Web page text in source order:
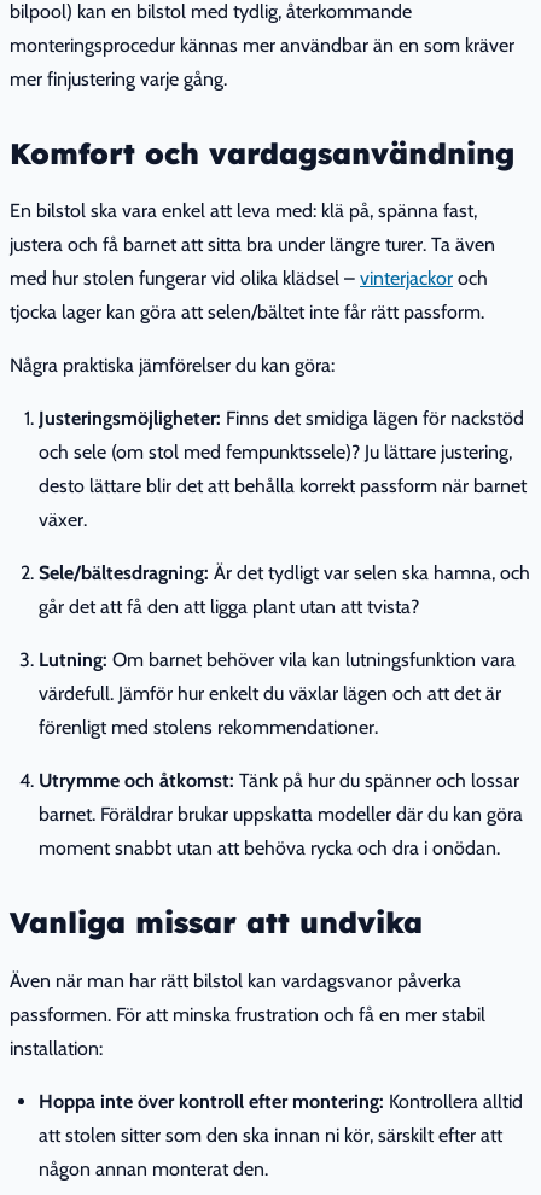
bilpool) kan en bilstol med tydlig, återkommande
monteringsprocedur kännas mer användbar än en som kräver
mer finjustering varje gång.
Komfort och vardagsanvändning
En bilstol ska vara enkel att leva med: klä på, spänna fast,
justera och få barnet att sitta bra under längre turer. Ta även
med hur stolen fungerar vid olika klädsel – vinterjackor och
tjocka lager kan göra att selen/bältet inte får rätt passform.
Några praktiska jämförelser du kan göra:
Justeringsmöjligheter: Finns det smidiga lägen för nackstöd
och sele (om stol med fempunktssele)? Ju lättare justering,
desto lättare blir det att behålla korrekt passform när barnet
växer.
Sele/bältesdragning: Är det tydligt var selen ska hamna, och
går det att få den att ligga plant utan att tvista?
Lutning: Om barnet behöver vila kan lutningsfunktion vara
värdefull. Jämför hur enkelt du växlar lägen och att det är
förenligt med stolens rekommendationer.
Utrymme och åtkomst: Tänk på hur du spänner och lossar
barnet. Föräldrar brukar uppskatta modeller där du kan göra
moment snabbt utan att behöva rycka och dra i onödan.
Vanliga missar att undvika
Även när man har rätt bilstol kan vardagsvanor påverka
passformen. För att minska frustration och få en mer stabil
installation:
Hoppa inte över kontroll efter montering: Kontrollera alltid
att stolen sitter som den ska innan ni kör, särskilt efter att
någon annan monterat den.